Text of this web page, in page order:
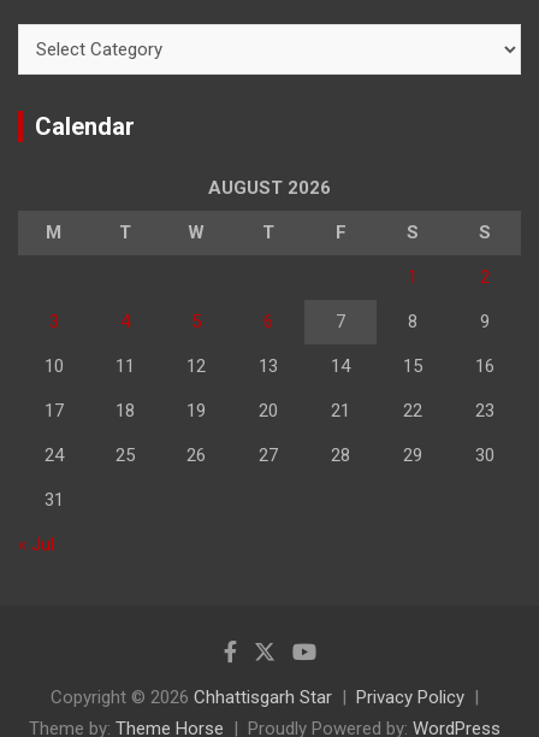
Calendar
AUGUST 2026
M T W T F S S
1 2
3 4 5 6 7 8 9
10 11 12 13 14 15 16
17 18 19 20 21 22 23
24 25 26 27 28 29 30
31
« Jul
Copyright © 2026 Chhattisgarh Star
Privacy Policy
Theme by: Theme Horse Proudly Powered by: WordPress